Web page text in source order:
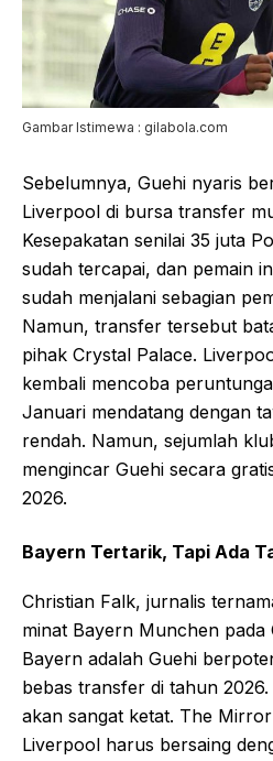
Gambar Istimewa : gilabola.com
Sebelumnya, Guehi nyaris
Liverpool di bursa transfer
Kesepakatan senilai 35 juta
sudah tercapai, dan pemain
sudah menjalani sebagian
Namun, transfer tersebut
pihak Crystal Palace.
kembali mencoba
Januari mendatang dengan
rendah. Namun, sejumlah
mengincar Guehi secara
2026.
Bayern Tertarik, Tapi Ada
Christian Falk, jurnalis
minat Bayern Munchen pada
Bayern adalah Guehi
bebas transfer di tahun
akan sangat ketat. The
Liverpool harus bersaing